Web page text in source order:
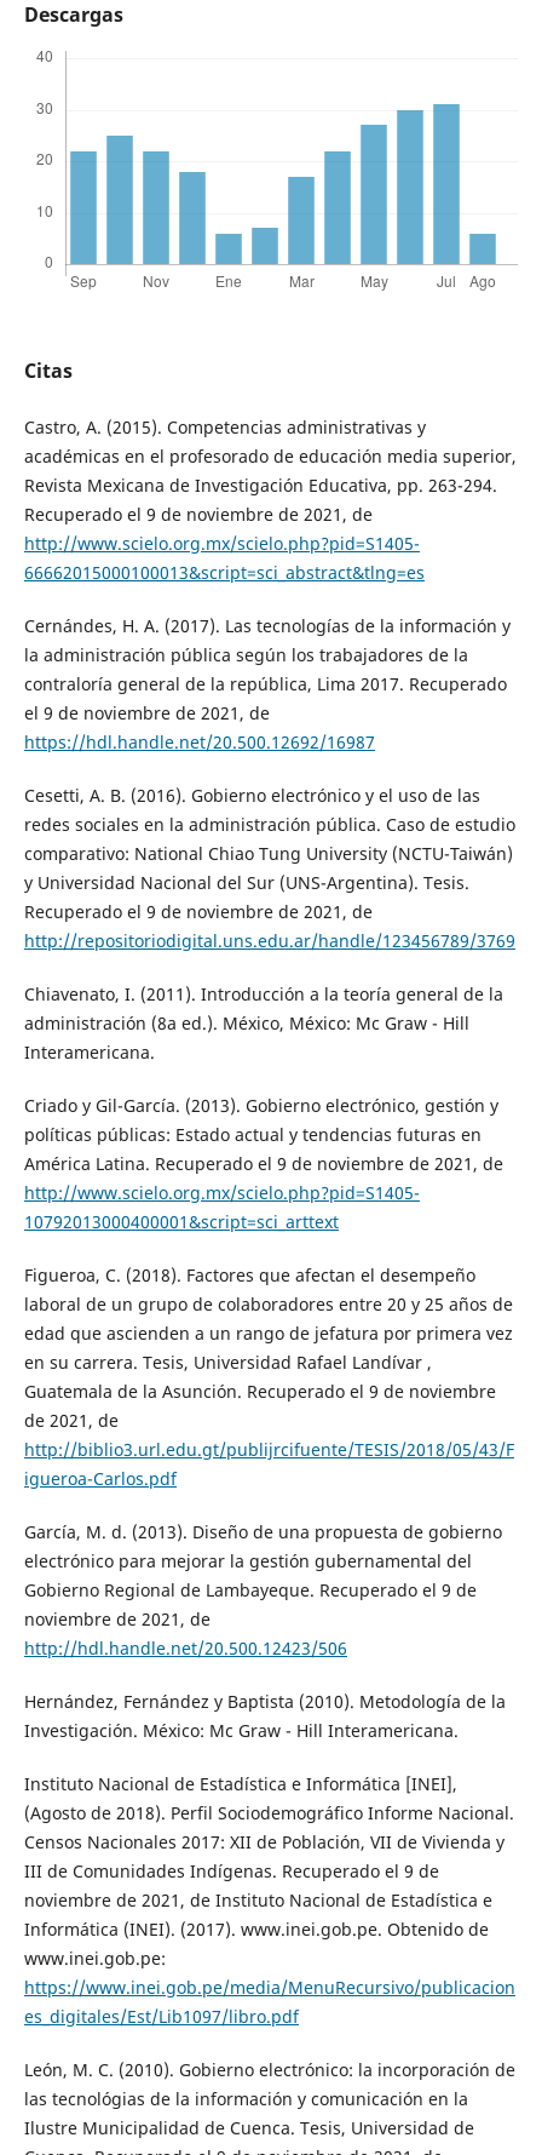
Descargas
Citas
Castro, A. (2015). Competencias administrativas y
académicas en el profesorado de educación media superior,
Revista Mexicana de Investigación Educativa, pp. 263-294.
Recuperado el 9 de noviembre de 2021, de
http://www.scielo.org.mx/scielo.php?pid=S1405-
66662015000100013&script=sci_abstract&tlng=es
Cernándes, H. A. (2017). Las tecnologías de la información y
la administración pública según los trabajadores de la
contraloría general de la república, Lima 2017. Recuperado
el 9 de noviembre de 2021, de
https://hdl.handle.net/20.500.12692/16987
Cesetti, A. B. (2016). Gobierno electrónico y el uso de las
redes sociales en la administración pública. Caso de estudio
comparativo: National Chiao Tung University (NCTU-Taiwán)
y Universidad Nacional del Sur (UNS-Argentina). Tesis.
Recuperado el 9 de noviembre de 2021, de
http://repositoriodigital.uns.edu.ar/handle/123456789/3769
Chiavenato, I. (2011). Introducción a la teoría general de la
administración (8a ed.). México, México: Mc Graw - Hill
Interamericana.
Criado y Gil-García. (2013). Gobierno electrónico, gestión y
políticas públicas: Estado actual y tendencias futuras en
América Latina. Recuperado el 9 de noviembre de 2021, de
http://www.scielo.org.mx/scielo.php?pid=S1405-
10792013000400001&script=sci_arttext
Figueroa, C. (2018). Factores que afectan el desempeño
laboral de un grupo de colaboradores entre 20 y 25 años de
edad que ascienden a un rango de jefatura por primera vez
en su carrera. Tesis, Universidad Rafael Landívar ,
Guatemala de la Asunción. Recuperado el 9 de noviembre
de 2021, de
http://biblio3.url.edu.gt/publijrcifuente/TESIS/2018/05/43/F
igueroa-Carlos.pdf
García, M. d. (2013). Diseño de una propuesta de gobierno
electrónico para mejorar la gestión gubernamental del
Gobierno Regional de Lambayeque. Recuperado el 9 de
noviembre de 2021, de
http://hdl.handle.net/20.500.12423/506
Hernández, Fernández y Baptista (2010). Metodología de la
Investigación. México: Mc Graw - Hill Interamericana.
Instituto Nacional de Estadística e Informática [INEI],
(Agosto de 2018). Perfil Sociodemográfico Informe Nacional.
Censos Nacionales 2017: XII de Población, VII de Vivienda y
III de Comunidades Indígenas. Recuperado el 9 de
noviembre de 2021, de Instituto Nacional de Estadística e
Informática (INEI). (2017). www.inei.gob.pe. Obtenido de
www.inei.gob.pe:
https://www.inei.gob.pe/media/MenuRecursivo/publicacion
es_digitales/Est/Lib1097/libro.pdf
León, M. C. (2010). Gobierno electrónico: la incorporación de
las tecnológias de la información y comunicación en la
Ilustre Municipalidad de Cuenca. Tesis, Universidad de